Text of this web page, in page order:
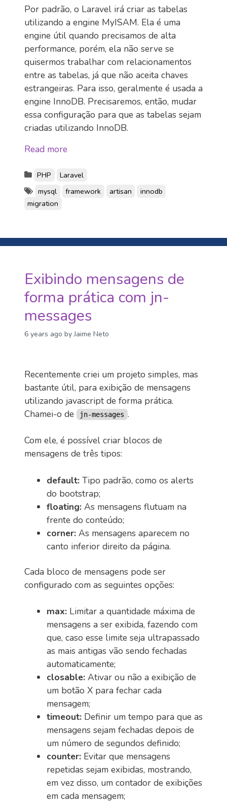
Por padrão, o Laravel irá criar as tabelas
utilizando a engine MyISAM. Ela é uma
engine útil quando precisamos de alta
performance, porém, ela não serve se
quisermos trabalhar com relacionamentos
entre as tabelas, já que não aceita chaves
estrangeiras. Para isso, geralmente é usada a
engine InnoDB. Precisaremos, então, mudar
essa configuração para que as tabelas sejam
criadas utilizando InnoDB.
Read more
PHP
Laravel
mysql
framework artisan
innodb
migration
Exibindo mensagens de
forma prática com jn-
messages
6 years ago by Jaime Neto
Recentemente criei um projeto simples, mas
bastante útil, para exibição de mensagens
utilizando javascript de forma prática.
Chamei-o de
jn-messages .
Com ele, é possível criar blocos de
mensagens de três tipos:
default: Tipo padrão, como os alerts
do bootstrap;
floating: As mensagens flutuam na
frente do conteúdo;
corner: As mensagens aparecem no
canto inferior direito da página.
Cada bloco de mensagens pode ser
configurado com as seguintes opções:
max: Limitar a quantidade máxima de
mensagens a ser exibida, fazendo com
que, caso esse limite seja ultrapassado
as mais antigas vão sendo fechadas
automaticamente;
closable: Ativar ou não a exibição de
um botão X para fechar cada
mensagem;
timeout: Definir um tempo para que as
mensagens sejam fechadas depois de
um número de segundos definido;
counter: Evitar que mensagens
repetidas sejam exibidas, mostrando,
em vez disso, um contador de exibições
em cada mensagem;